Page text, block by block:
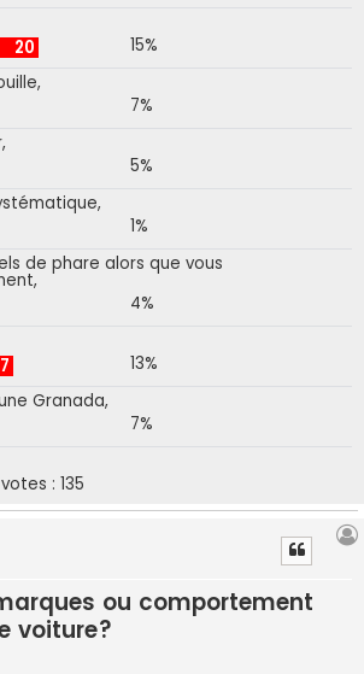
20
15%
7%
5%
1%
de phare alors que vous
4%
13%
Granada,
7%
: 135
ou comportement
voiture?